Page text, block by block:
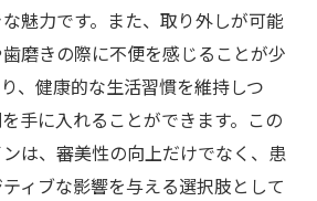
魅力です。また、取り外しが可能
磨きの際に不便を感じることが少
、健康的な生活習慣を維持しつ
手に入れることができます。この
は、審美性の向上だけでなく、患
ィブな影響を与える選択肢として